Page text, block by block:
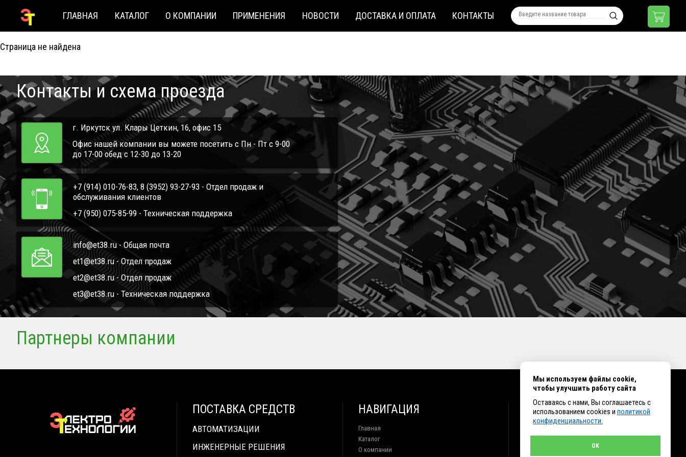
ГЛАВНАЯ КАТАЛОГ О КОМПАНИИ ПРИМЕНЕНИЯ НОВОСТИ ДОСТАВКА И ОПЛАТА КОНТАКТЫ
404
Страница не найдена
Контакты и схема проезда
г. Иркутск ул. Клары Цеткин, 16, офис 15
Офис нашей компании вы можете посетить с Пн - Пт с 9-00
до 17-00 обед с 12-30 до 13-20
+7 (914) 010-76-83, 8 (3952) 93-27-93 - Отдел продаж и
обслуживания клиентов
+7 (950) 075-85-99 - Техническая поддержка
info@et38.ru - Общая почта
et1@et38.ru - Отдел продаж
et2@et38.ru - Отдел продаж
et3@et38.ru - Техническая поддержка
Партнеры компании
ПОСТАВКА СРЕДСТВ
АВТОМАТИЗАЦИИ
ИНЖЕНЕРНЫЕ РЕШЕНИЯ
НАВИГАЦИЯ
Главная
Каталог
О компании
КОНТАКТЫ
+7 (914) 010-76-83, 8 (3952) 93-27-93 - Отдел
Мы используем файлы cookie,
чтобы улучшить работу сайта
Оставаясь с нами, Вы соглашаетесь с
использованием cookies и политикой
конфиденциальности.
OK